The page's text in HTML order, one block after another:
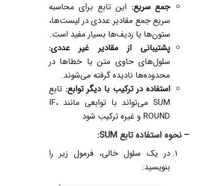
جمع سریع: این تابع برای محاسبه
سریع جمع مقادیر عددی در لیست‌ها،
ستون‌ها یا ردیف‌ها بسیار مفید است.
پشتیبانی از مقادیر غیر عددی:
سلول‌های حاوی متن یا خطاها در
محدوده‌ها نادیده گرفته می‌شوند.
استفاده در ترکیب با دیگر توابع: تابع
SUM می‌تواند با توابعی مانند IF،
ROUND و غیره ترکیب شود
– نحوه استفاده تابع SUM:
در یک سلول خالی، فرمول زیر را
بنویسید: